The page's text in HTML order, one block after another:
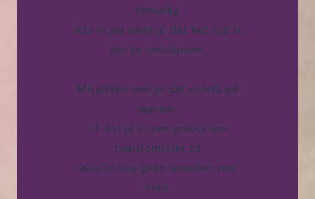
toevallig.
Iets in jou weet al dat het tijd is
om te verschuiven.
Misschien voel je dat er iets wil
openen,
of dat je in een proces van
transformatie zit
waar je nog geen woorden voor
hebt.